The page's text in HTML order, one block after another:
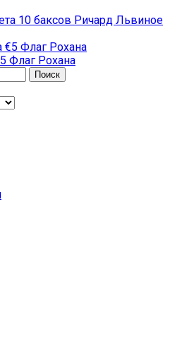
10 баксов Ричард Львиное
Флаг Рохана